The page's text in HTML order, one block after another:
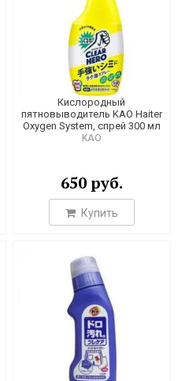
Кислородный
пятновыводитель KAO Haiter
Oxygen System, спрей 300 мл
KAO
650 руб.
Купить